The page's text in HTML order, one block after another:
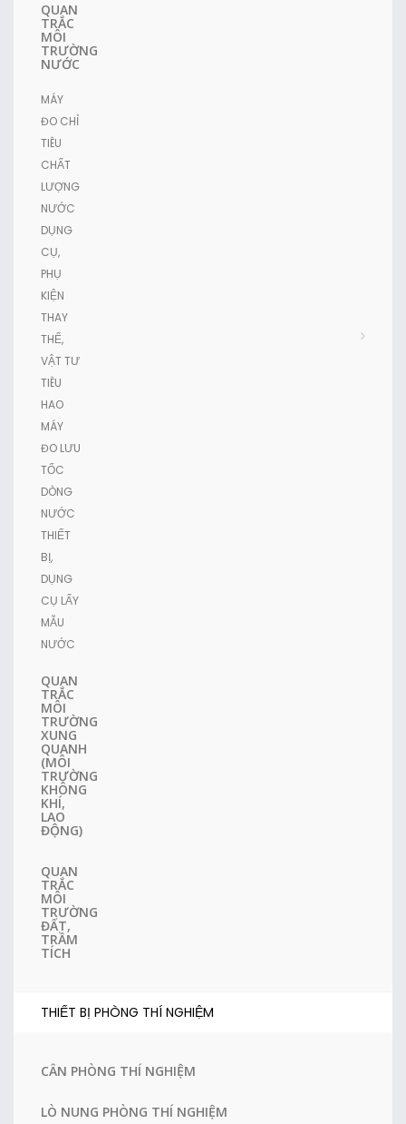
QUAN
TRẮC
MÔI
TRƯỜNG
NƯỚC
MÁY
ĐO CHỈ
TIÊU
CHẤT
LƯỢNG
NƯỚC
DỤNG
CỤ,
PHỤ
KIỆN
THAY
THẾ,
VẬT TƯ
TIÊU
HAO
MÁY
ĐO LƯU
TỐC
DÒNG
NƯỚC
THIẾT
BỊ,
DỤNG
CỤ LẤY
MẪU
NƯỚC
QUAN
TRẮC
MÔI
TRƯỜNG
XUNG
QUANH
(MÔI
TRƯỜNG
KHÔNG
KHÍ,
LAO
ĐỘNG)
QUAN
TRẮC
MÔI
TRƯỜNG
ĐẤT,
TRẦM
TÍCH
THIẾT BỊ PHÒNG THÍ NGHIỆM
CÂN PHÒNG THÍ NGHIỆM
LÒ NUNG PHÒNG THÍ NGHIỆM